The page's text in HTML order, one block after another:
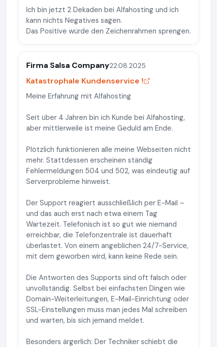
Ich bin jetzt 2 Dekaden bei Alfahosting und ich
kann nichts Negatives sagen.
Das Positive würde den Zeichenrahmen sprengen.
Firma Salsa Company22.08.2025
Katastrophale Kundenservice !
Meine Erfahrung mit Alfahosting
Seit über 4 Jahren bin ich Kunde bei Alfahosting,
aber mittlerweile ist meine Geduld am Ende.
Plötzlich funktionieren alle meine Webseiten nicht
mehr. Stattdessen erscheinen ständig
Fehlermeldungen 504 und 502, was eindeutig auf
Serverprobleme hinweist.
Der Support reagiert ausschließlich per E-Mail –
und das auch erst nach etwa einem Tag
Wartezeit. Telefonisch ist so gut wie niemand
erreichbar, die Telefonzentrale ist dauerhaft
überlastet. Von einem angeblichen 24/7-Service,
mit dem geworben wird, kann keine Rede sein.
Die Antworten des Supports sind oft falsch oder
unvollständig. Selbst bei einfachsten Dingen wie
Domain-Weiterleitungen, E-Mail-Einrichtung oder
SSL-Einstellungen muss man jedes Mal schreiben
und warten, bis sich jemand meldet.
Besonders ärgerlich: Der Techniker schiebt die